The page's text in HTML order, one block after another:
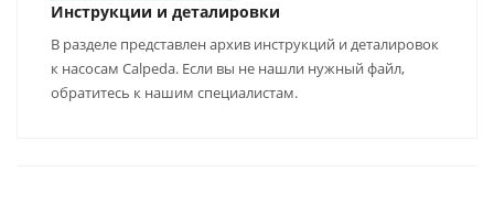
Инструкции и деталировки
В разделе представлен архив инструкций и деталировок
к насосам Calpeda. Если вы не нашли нужный файл,
обратитесь к нашим специалистам.